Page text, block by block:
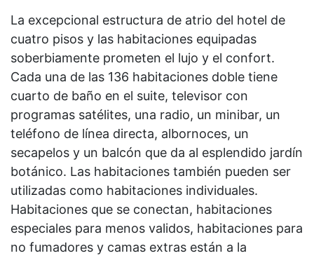
La excepcional estructura de atrio del hotel de
cuatro pisos y las habitaciones equipadas
soberbiamente prometen el lujo y el confort.
Cada una de las 136 habitaciones doble tiene
cuarto de baño en el suite, televisor con
programas satélites, una radio, un minibar, un
teléfono de línea directa, albornoces, un
secapelos y un balcón que da al esplendido jardín
botánico. Las habitaciones también pueden ser
utilizadas como habitaciones individuales.
Habitaciones que se conectan, habitaciones
especiales para menos validos, habitaciones para
no fumadores y camas extras están a la